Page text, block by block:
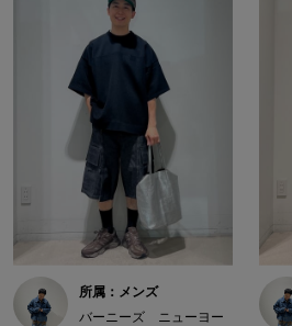
所属：メンズ
バーニーズ ニューヨー